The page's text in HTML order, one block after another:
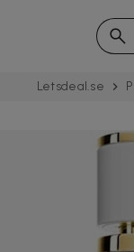
Letsdeal.se